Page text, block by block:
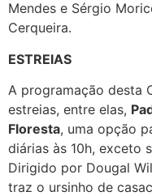
Mendes e Sérgio
Cerqueira.
ESTREIAS
A programação desta
estreias, entre elas,
Floresta, uma opção
diárias às 10h, exceto
Dirigido por Dougal
traz o ursinho de